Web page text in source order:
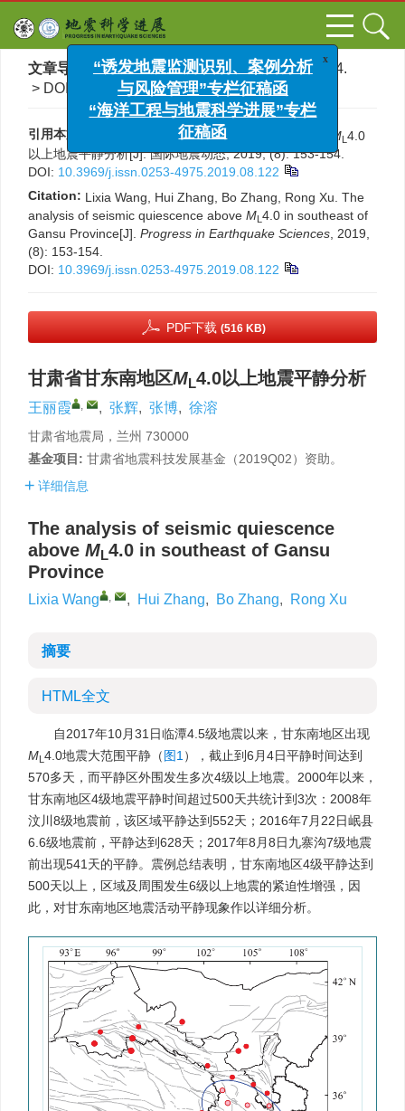
文章导航 >国际地震动态>2019 >(8): 153-154.
> DOI:
10.3969/j.issn.0253-4975.2019.08.122
引用本文: 王丽霞, 张辉, 张博, 徐溶. 甘肃省甘东南地区 ML 4.0
以上地震平静分析[J]. 国际地震动态, 2019, (8): 153-154.
DOI: 10.3969/j.issn.0253-4975.2019.08.122
Citation: Lixia Wang, Hui Zhang, Bo Zhang, Rong Xu. The
analysis of seismic quiescence above ML 4.0 in southeast of
Gansu Province[J]. Progress in Earthquake Sciences , 2019,
(8): 153-154.
DOI: 10.3969/j.issn.0253-4975.2019.08.122
PDF下载 (516 KB)
甘肃省甘东南地区ML4.0以上地震平静分析
王丽霞 , , 张辉, 张博, 徐溶
甘肃省地震局，兰州 730000
基金项目: 甘肃省地震科技发展基金（2019Q02）资助。
详细信息
The analysis of seismic quiescence
above ML4.0 in southeast of Gansu
Province
Lixia Wang , , Hui Zhang, Bo Zhang, Rong Xu
摘要
HTML全文
自2017年10月31日临潭4.5级地震以来，甘东南地区出现
ML 4.0地震大范围平静（图1 ），截止到6月4日平静时间达到
570多天，而平静区外围发生多次4级以上地震。2000年以来，
甘东南地区4级地震平静时间超过500天共统计到3次：2008年
汶川8级地震前，该区域平静达到552天；2016年7月22日岷县
6.6级地震前，平静达到628天；2017年8月8日九寨沟7级地震
前出现541天的平静。震例总结表明，甘东南地区4级平静达到
500天以上，区域及周围发生6级以上地震的紧迫性增强，因
此，对甘东南地区地震活动平静现象作以详细分析。
x
“诱发地震监测识别、案例分析
与风险管理”专栏征稿函
“海洋工程与地震科学进展”专栏
征稿函